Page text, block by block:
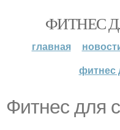
ФИТНЕС
главная
фитнес
Фитнес для